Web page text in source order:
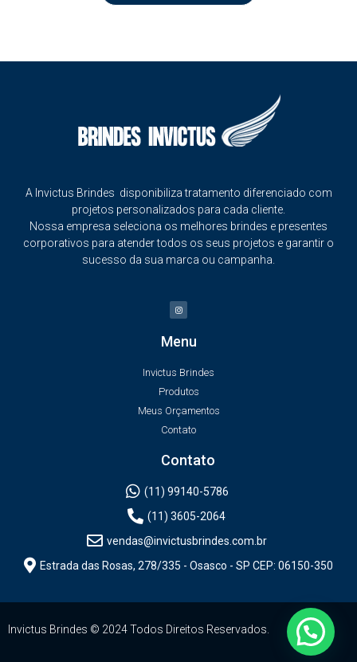
A Invictus Brindes disponibiliza tratamento diferenciado com
projetos personalizados para cada cliente.
Nossa empresa seleciona os melhores brindes e presentes
corporativos para atender todos os seus projetos e garantir o
sucesso da sua marca ou campanha.
Menu
Invictus Brindes
Produtos
Meus Orçamentos
Contato
Contato
(11) 99140-5786
(11) 3605-2064
vendas@invictusbrindes.com.br
Estrada das Rosas, 278/335 - Osasco - SP CEP: 06150-350
Invictus Brindes © 2024 Todos Direitos Reservados.